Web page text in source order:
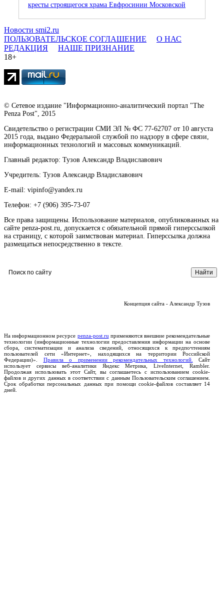
кресты строящегося храма Евфросинии Московской
Новости smi2.ru
ПОЛЬЗОВАТЕЛЬСКОЕ СОГЛАШЕНИЕ
О НАС
РЕДАКЦИЯ
НАШЕ ПРИЗНАНИЕ
18+
© Сетевое издание "Информационно-аналитический портал "The
Penza Post", 2015
Свидетельство о регистрации СМИ ЭЛ № ФС 77-62707 от 10 августа
2015 года, выдано Федеральной службой по надзору в сфере связи,
информационных технологий и массовых коммуникаций.
Главный редактор: Тузов Александр Владиславович
Учредитель: Тузов Александр Владиславович
E-mail: vipinfo@yandex.ru
Телефон: +7 (906) 395-73-07
Все права защищены. Использование материалов, опубликованных на
сайте penza-post.ru, допускается с обязательной прямой гиперссылкой
на страницу, с которой заимствован материал. Гиперссылка должна
размещаться непосредственно в тексте.
Концепция сайта - Александр Тузов
На информационном ресурсе penza-post.ru применяются внешние рекомендательные
технологии (информационные технологии предоставления информации на основе
сбора, систематизации и анализа сведений, относящихся к предпочтениям
пользователей сети «Интернет», находящихся на территории Российской
Федерации)». Правила о применении рекомендательных технологий.
Сайт
использует сервисы веб-аналитики Яндекс Метрика, LiveInternet, Rambler.
Продолжая использовать этот Сайт, вы соглашаетесь с использованием cookie-
файлов и других данных в соответствии с данным Пользовательским соглашением.
Срок обработки персональных данных при помощи cookie-файлов составляет 14
дней.